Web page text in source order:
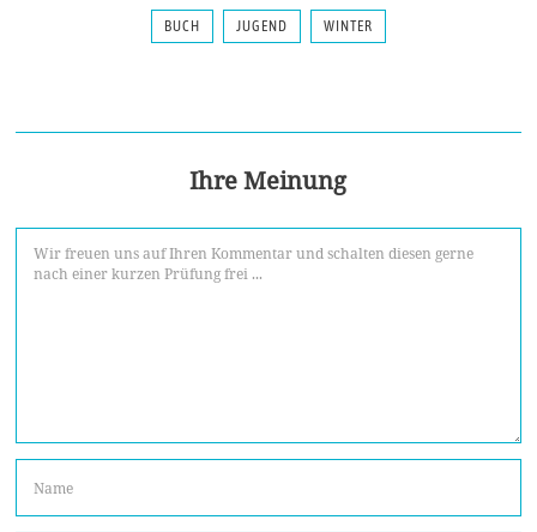
BUCH JUGEND WINTER
Ihre Meinung